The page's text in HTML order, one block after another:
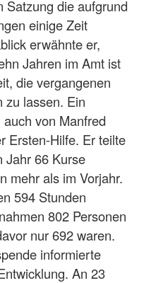
Satzung die aufgrund
einige Zeit
erwähnte er,
Jahren im Amt ist
die vergangenen
zu lassen. Ein
von Manfred
Ersten-Hilfe. Er teilte
Jahr 66 Kurse
mehr als im Vorjahr.
594 Stunden
802 Personen
nur 692 waren.
informierte
An 23